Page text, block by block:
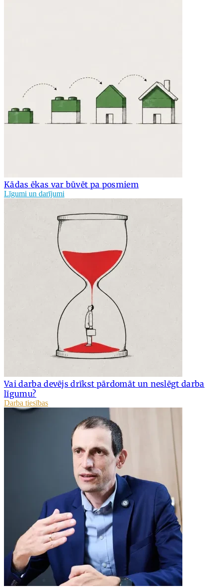
Kādas ēkas var būvēt pa posmiem
Līgumi un darījumi
Vai darba devējs drīkst pārdomāt un neslēgt darba
līgumu?
Darba tiesības